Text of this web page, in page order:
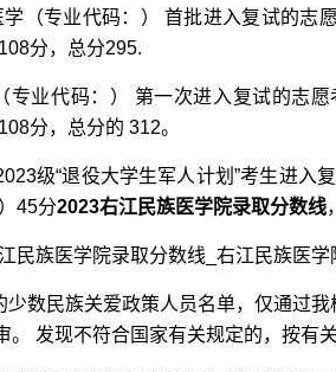
学（专业代码：） 首批进入复试的志
分，总分295.
专业代码：） 第一次进入复试的志
分，总分的 312。
级“退役大学生军人计划”考生进
45分2023右江民族医学院录取分数线
少数民族关爱政策人员名单，仅通过
。 发现不符合国家有关规定的，按有